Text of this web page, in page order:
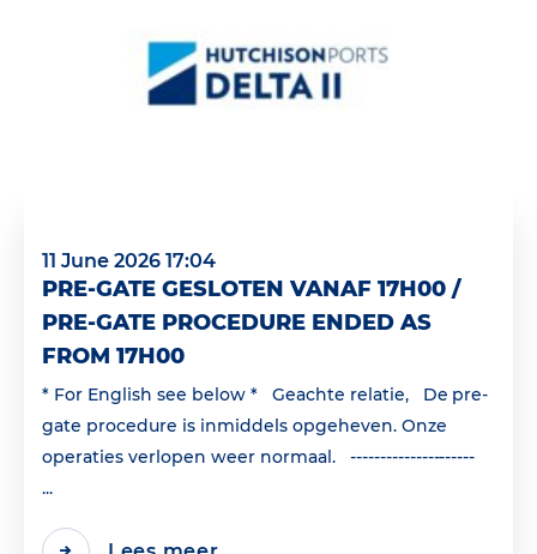
11 June 2026 17:04
PRE-GATE GESLOTEN VANAF 17H00 /
PRE-GATE PROCEDURE ENDED AS
FROM 17H00
* For English see below * Geachte relatie, De pre-
gate procedure is inmiddels opgeheven. Onze
operaties verlopen weer normaal. ---------------------
...